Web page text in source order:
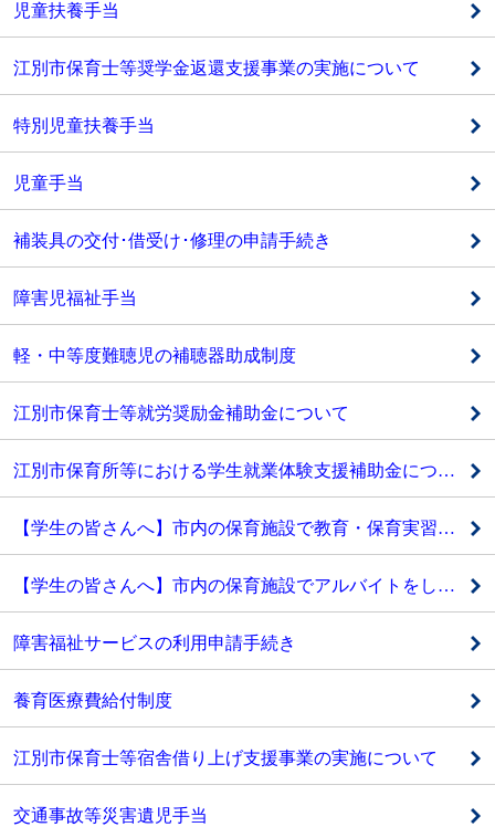
児童扶養手当
江別市保育士等奨学金返還支援事業の実施について
特別児童扶養手当
児童手当
補装具の交付･借受け･修理の申請手続き
障害児福祉手当
軽・中等度難聴児の補聴器助成制度
江別市保育士等就労奨励金補助金について
江別市保育所等における学生就業体験支援補助金について
【学生の皆さんへ】市内の保育施設で教育・保育実習をしませんか？
【学生の皆さんへ】市内の保育施設でアルバイトをしてみませんか？
障害福祉サービスの利用申請手続き
養育医療費給付制度
江別市保育士等宿舎借り上げ支援事業の実施について
交通事故等災害遺児手当